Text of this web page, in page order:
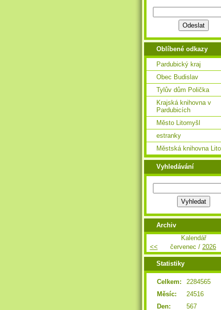
Oblíbené odkazy
Pardubický kraj
Obec Budislav
Tylův dům Polička
Krajská knihovna v
Pardubicích
Město Litomyšl
estranky
Městská knihovna
Vyhledávání
Archiv
Kalendář
<<
červenec / 2026
Statistiky
Celkem:
2284565
Měsíc:
24516
Den:
567